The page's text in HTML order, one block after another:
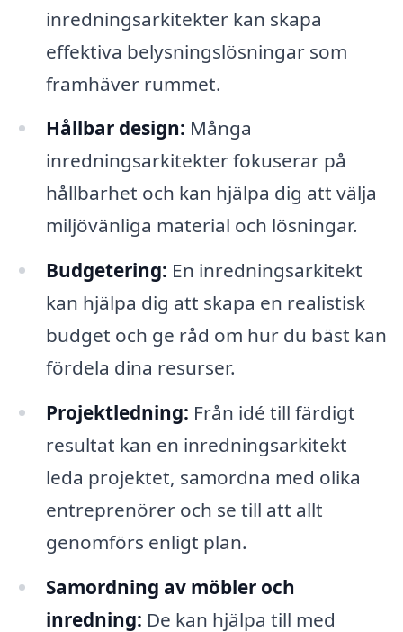
inredningsarkitekter kan skapa
effektiva belysningslösningar som
framhäver rummet.
Hållbar design: Många
inredningsarkitekter fokuserar på
hållbarhet och kan hjälpa dig att välja
miljövänliga material och lösningar.
Budgetering: En inredningsarkitekt
kan hjälpa dig att skapa en realistisk
budget och ge råd om hur du bäst kan
fördela dina resurser.
Projektledning: Från idé till färdigt
resultat kan en inredningsarkitekt
leda projektet, samordna med olika
entreprenörer och se till att allt
genomförs enligt plan.
Samordning av möbler och
inredning: De kan hjälpa till med